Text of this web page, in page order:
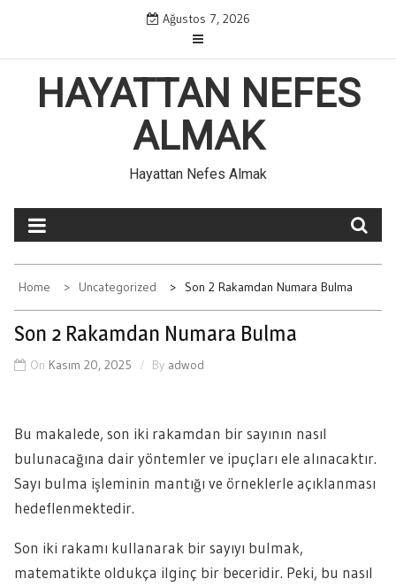
content
Ağustos 7, 2026
HAYATTAN NEFES
ALMAK
Hayattan Nefes Almak
Home Uncategorized Son 2 Rakamdan Numara Bulma
Son 2 Rakamdan Numara Bulma
On Kasım 20, 2025 By adwod
Bu makalede, son iki rakamdan bir sayının nasıl
bulunacağına dair yöntemler ve ipuçları ele alınacaktır.
Sayı bulma işleminin mantığı ve örneklerle açıklanması
hedeflenmektedir.
Son iki rakamı kullanarak bir sayıyı bulmak,
matematikte oldukça ilginç bir beceridir. Peki, bu nasıl